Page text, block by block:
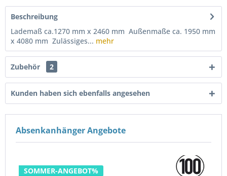
Beschreibung
Lademaß ca.1270 mm x 2460 mm Außenmaße ca. 1950 mm
x 4080 mm Zulässiges... mehr
Zubehör 2
Kunden haben sich ebenfalls angesehen
Absenkanhänger Angebote
SOMMER-ANGEBOT%